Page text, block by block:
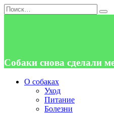
Перейти
к
Search
for:
Собаки снова сделали
О собаках
Уход
Питание
Болезни